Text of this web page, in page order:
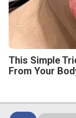
This Simple
From Your